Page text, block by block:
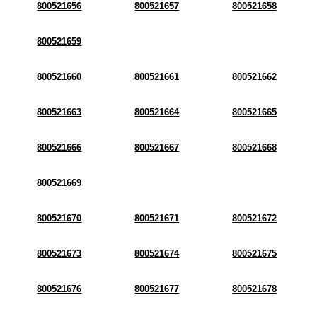
800521656 800521657 800521658
800521659
800521660 800521661 800521662
800521663 800521664 800521665
800521666 800521667 800521668
800521669
800521670 800521671 800521672
800521673 800521674 800521675
800521676 800521677 800521678